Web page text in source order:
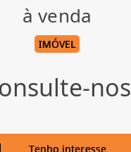
à venda
IMÓVEL
nos
Tenho interesse